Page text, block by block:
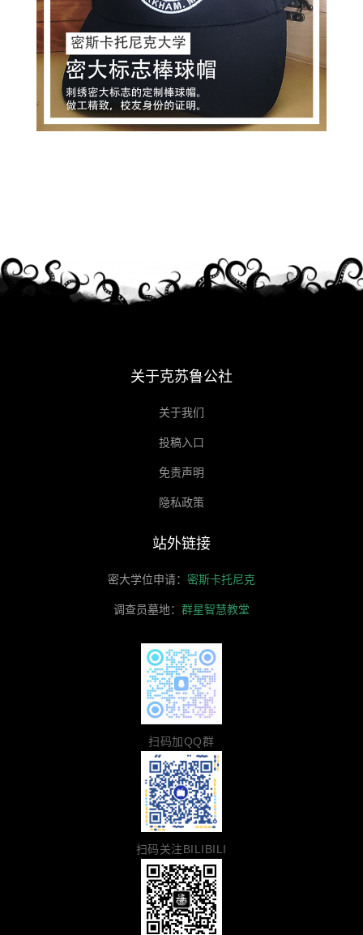
关于克苏鲁公社
关于我们
投稿入口
免责声明
隐私政策
站外链接
密大学位申请： 密斯卡托尼克
调查员墓地： 群星智慧教堂
扫码加QQ群
扫码关注BILIBILI